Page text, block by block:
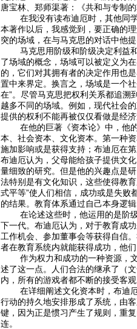
唐宝林、郑师渠著：《共和与专制
在我没有读布迪厄时，其他同学
本著作以后，我感觉到，要正确的
突的场域，在与马克思的对话中他
马克思用阶级和阶级决定利益和
了场域的概念，场域可以被定义为
的，它们对其拥有者的决定作用也
置中来界定。换言之，场域是一个
在”。尽管马克思把权利关系都追溯
越多不同的场域。例如，现代社会
提供的权利不能再被仅仅看做是经
在他的巨著《资本论》中，他的
本、社会资本、文化资本。第一种
施加影响或是获得支持；布迪厄在
布迪厄认为，父母能给孩子提供文
量细致的研究。但是他的兴趣点是
法特别是有文化知识，这些使得教
式平等”使人们相信，成功或是失败
的结果。教育体系通过自己本身逻
在论述这些时，他运用的是阶级
下一代。布迪厄认为，对于教育成
工作机会、参加董事会等获得自信
者在教育系统内就能获得成功，他
作为权力和成功的一种资源，文
述了这一点。人们合法的继承了（
内，所有的游戏者都不断的接受客
在详细阐述文化资本时，布迪厄
行动的持久地安排形成了系统，由
键，因为正是惯习产生了规则，重
连。